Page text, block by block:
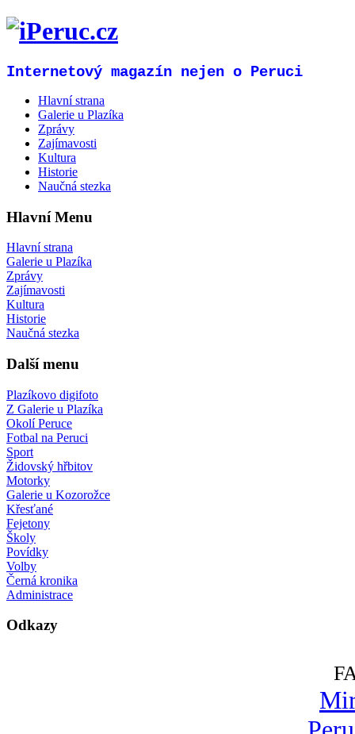
Internetový magazín nejen o Peruci
Hlavní strana
Galerie u Plazíka
Zprávy
Zajímavosti
Kultura
Historie
Naučná stezka
Hlavní Menu
Hlavní strana
Galerie u Plazíka
Zprávy
Zajímavosti
Kultura
Historie
Naučná stezka
Další menu
Plazíkovo digifoto
Z Galerie u Plazíka
Okolí Peruce
Fotbal na Peruci
Sport
Židovský hřbitov
Motorky
Galerie u Kozorožce
Křesťané
Fejetony
Školy
Povídky
Volby
Černá kronika
Administrace
Odkazy